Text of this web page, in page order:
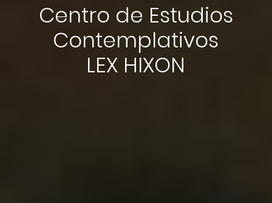
Centro de Estudios
Contemplativos
LEX HIXON